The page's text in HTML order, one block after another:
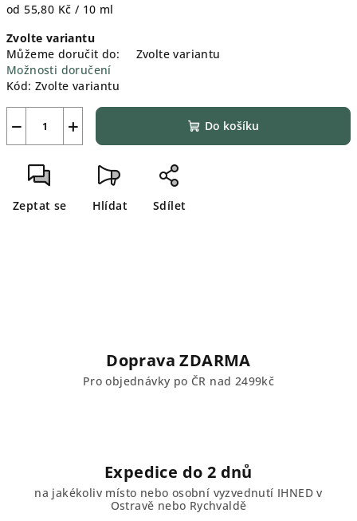
Měrná
od 55,80 Kč / 10 ml
Zvolte variantu
Můžeme doručit do:
Zvolte variantu
Možnosti doručení
Kód: Zvolte variantu
+
− Do košíku
Zeptat se Hlídat Sdílet
Doprava ZDARMA
Pro objednávky po ČR nad 2499kč
Expedice do 2 dnů
na jakékoliv místo nebo osobní vyzvednutí IHNED v
Ostravě nebo Rychvaldě